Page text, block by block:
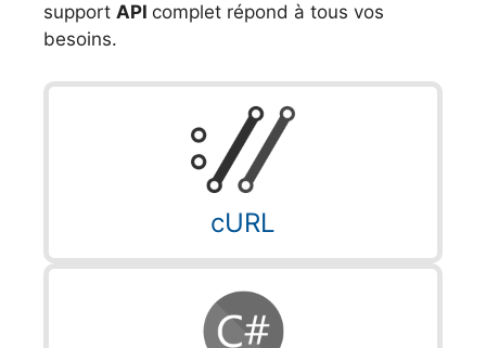
support API complet répond à tous vos
besoins.
cURL